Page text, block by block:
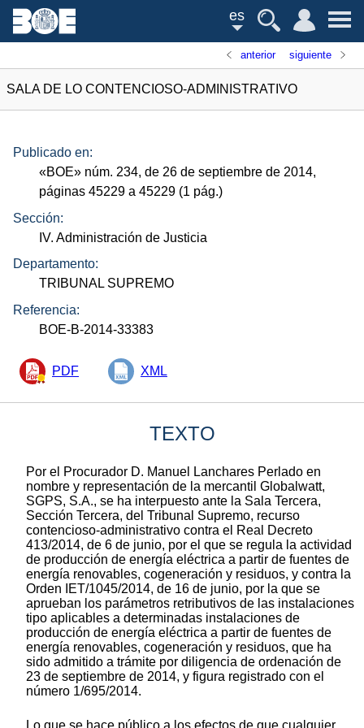
es
anterior siguiente
SALA DE LO CONTENCIOSO-ADMINISTRATIVO
Publicado en:
«BOE» núm. 234, de 26 de septiembre de 2014,
páginas 45229 a 45229 (1 pág.)
Sección:
IV. Administración de Justicia
Departamento:
TRIBUNAL SUPREMO
Referencia:
BOE-B-2014-33383
PDF XML
TEXTO
Por el Procurador D. Manuel Lanchares Perlado en
nombre y representación de la mercantil Globalwatt,
SGPS, S.A., se ha interpuesto ante la Sala Tercera,
Sección Tercera, del Tribunal Supremo, recurso
contencioso-administrativo contra el Real Decreto
413/2014, de 6 de junio, por el que se regula la actividad
de producción de energía eléctrica a partir de fuentes de
energía renovables, cogeneración y residuos, y contra la
Orden IET/1045/2014, de 16 de junio, por la que se
aprueban los parámetros retributivos de las instalaciones
tipo aplicables a determinadas instalaciones de
producción de energía eléctrica a partir de fuentes de
energía renovables, cogeneración y residuos, que ha
sido admitido a trámite por diligencia de ordenación de
23 de septiembre de 2014, y figura registrado con el
número 1/695/2014.
Lo que se hace público a los efectos de que cualquier